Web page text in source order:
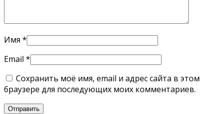
Имя *
Email *
Сохранить моё имя, email и адрес сайта в этом
браузере для последующих моих комментариев.